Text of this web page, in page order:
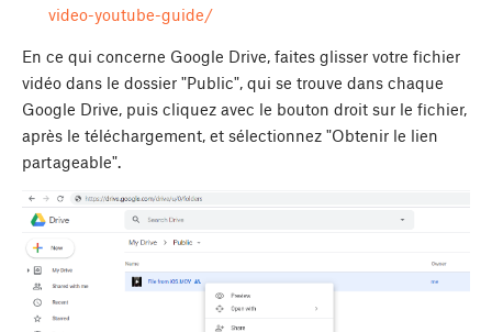
video-youtube-guide/
En ce qui concerne Google Drive, faites glisser votre fichier
vidéo dans le dossier "Public", qui se trouve dans chaque
Google Drive, puis cliquez avec le bouton droit sur le fichier,
après le téléchargement, et sélectionnez "Obtenir le lien
partageable".